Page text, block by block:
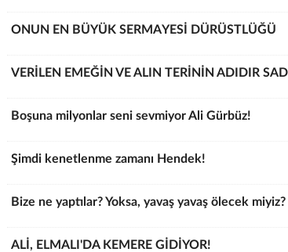
ONUN EN BÜYÜK SERMAYESİ DÜRÜSTLÜĞÜ
VERİLEN EMEĞİN VE ALIN TERİNİN ADIDIR
Boşuna milyonlar seni sevmiyor Ali Gürbüz!
Şimdi kenetlenme zamanı Hendek!
Bize ne yaptılar? Yoksa, yavaş yavaş ölecek miyiz?
ALİ, ELMALI'DA KEMERE GİDİYOR!